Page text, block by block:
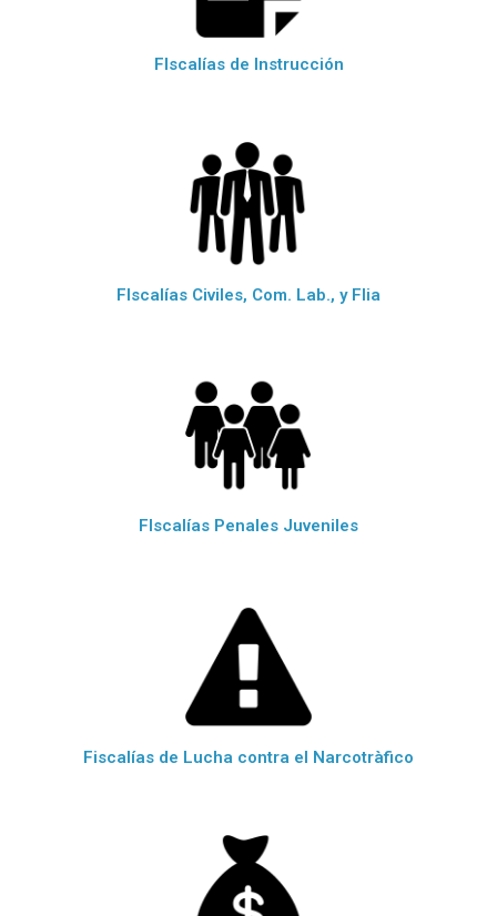
FIscalías de Instrucción
FIscalías Civiles, Com. Lab., y Flia
FIscalías Penales Juveniles
Fiscalías de Lucha contra el Narcotràfico